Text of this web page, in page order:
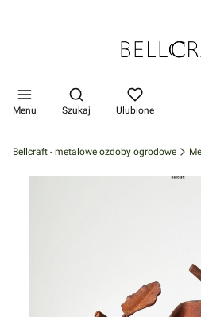
Menu
Otwórz wyszukiwarkę
Szukaj Ulubione
Bellcraft - metalowe ozdoby ogrodowe